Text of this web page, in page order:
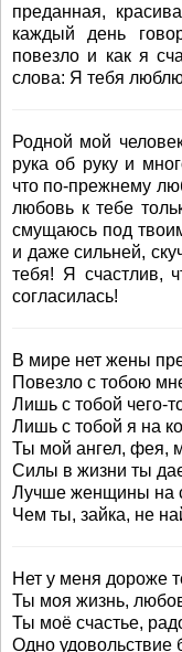
преданная,
каждый день
повезло и как я
слова: Я тебя
Родной мой
рука об руку и
что по-прежнему
любовь к тебе
смущаюсь под
и даже сильней,
тебя! Я счастлив,
согласилась!
В мире нет жены
Повезло с тобою
Лишь с тобой чего-
Лишь с тобой я на
Ты мой ангел, фея,
Силы в жизни ты
Лучше женщины на
Чем ты, зайка, не
Нет у меня дороже
Ты моя жизнь,
Ты моё счастье,
Одно удовольствие